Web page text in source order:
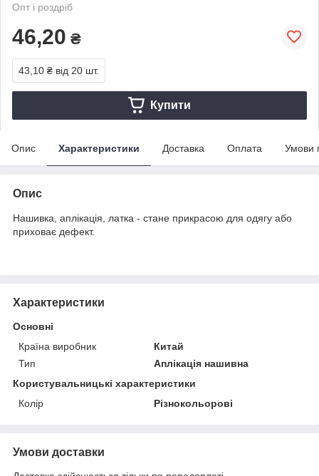
Опт і роздріб
46,20 ₴
43,10 ₴ від 20 шт.
Купити
Опис Характеристики Доставка Оплата Умови
Опис
Нашивка, аплікація, латка - стане прикрасою для одягу або
приховає дефект.
Характеристики
Основні
Країна виробник
Китай
Тип
Аплікація нашивна
Користувальницькі характеристики
Колір
Різнокольорові
Умови доставки